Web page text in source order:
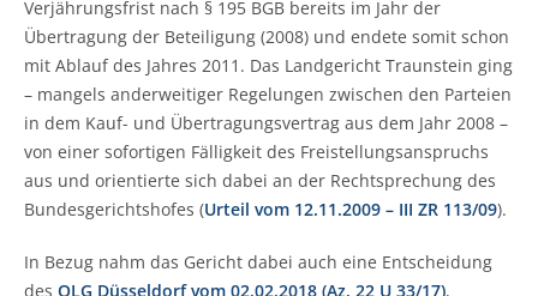
Verjährungsfrist nach § 195 BGB bereits im Jahr der
Übertragung der Beteiligung (2008) und endete somit schon
mit Ablauf des Jahres 2011. Das Landgericht Traunstein ging
– mangels anderweitiger Regelungen zwischen den Parteien
in dem Kauf- und Übertragungsvertrag aus dem Jahr 2008 –
von einer sofortigen Fälligkeit des Freistellungsanspruchs
aus und orientierte sich dabei an der Rechtsprechung des
Bundesgerichtshofes (Urteil vom 12.11.2009 – III ZR 113/09).
In Bezug nahm das Gericht dabei auch eine Entscheidung
des OLG Düsseldorf vom 02.02.2018 (Az. 22 U 33/17),